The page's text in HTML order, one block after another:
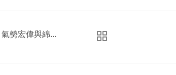
勢宏偉與綿...